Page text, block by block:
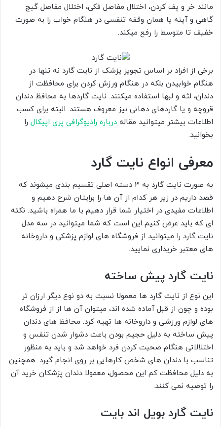
مانند خر و پف کردن، اختلال مفاصل فکی، اختلال مفاصل گیج
گاهی و آپنه یا همان وقفه تنفسی در هنگام خواب را به صورت
خفیف تا متوسط را رفع میکند.
برخی از افراد بر اساس تجویز پزشک از نایت گارد نه تنها در
هنگام خوابیدن بلکه در هنگام ورزش کردن برای محافظت از
دندان، لثه و لبها استفاده میکنند. نایت گاردها به محافظ دندان
قروچه و یا گاردهای دهانی نیز معروف هستند. البته برای کسب
اطلاعات بیشتر میتوانید مقاله درباره رادیوگرافی پری اپیکال را
بخوانید.
معرفی انواع نایت گارد
به صورت نایت گارد به 3 دسته اصلی تقسیم بندی میشوند که
قصد داریم در زیر هر کدام از آن ها را برایتان شرح دهیم و
اطلاعات مفیدی در اختیار شما قرار دهیم با ما همراه باشید. نکته
ای که باید عرض کنیم این است که شما میتوانید در سه مدل
نایت گارد را میتوانید از فروشگاه های لوازم پزشکی و داروخانه
های معتبر خریداری نمایید.
نایت گارد پیش ساخته
این نوع از نایت گارد ها معمولا نسبت به دو نوع دیگر ارزان تر
بوده و چون از قبل آماده شده اند، میتوان آن ها از از فروشگاه
های لوازم ورزشی و داروخانه ها تهیه کرد. محافظ های دندان
پیش ساخته به دلیل حجیم بودن باعث دشوار شدن تنفس و
اختلالاتی هنگام صحبت کردن فرد خواهد شد و باید به منظور
تناسب با دندان های شخص کارهایی بر روی انجام گیرد. همچنین
به دلیل محافظت کم این محصول، معمولا دندان پزشکان خرید آن
را توصیه نمی کنند.
نایت گارد بویل اند بایت